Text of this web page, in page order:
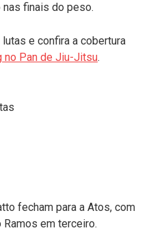
nas finais do peso.
e confira a cobertura
no Pan de Jiu-Jitsu.
fecham para a Atos, com
Ramos em terceiro.